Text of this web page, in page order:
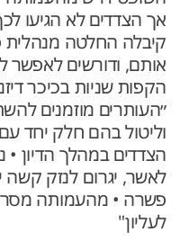
אך הצדדים לא הגיעו
קיבלה החלטה מנהלית
אותם, ודורשים לאפשר
הקפות שניות בכיכר
״העותרים מוזמנים
וליטול בהם חלק יחד עם
הצדדים במהלך הדיון •
לאשר, יגרום לנזק קשה
פשרה • מהעמותה
לעליון"